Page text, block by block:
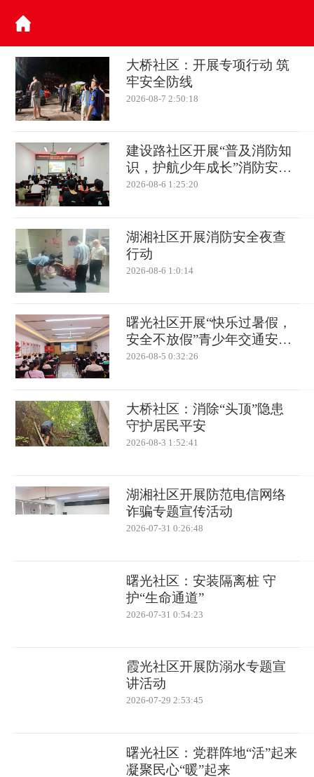
大桥社区：开展专项行动 筑
牢安全防线
2026-08-7 2:50:18
建设路社区开展“普及消防知
识，护航少年成长”消防安全
培训讲座
2026-08-6 1:25:20
湖湘社区开展消防安全夜查
行动
2026-08-6 1:0:14
曙光社区开展“快乐过暑假，
安全不放假”青少年交通安全
宣讲活动
2026-08-5 0:32:26
大桥社区：消除“头顶”隐患
守护居民平安
2026-08-3 1:52:41
湖湘社区开展防范电信网络
诈骗专题宣传活动
2026-07-31 0:26:48
曙光社区：安装隔离桩 守
护“生命通道”
2026-07-31 0:54:23
霞光社区开展防溺水专题宣
讲活动
2026-07-29 2:53:45
曙光社区：党群阵地“活”起来
凝聚民心“暖”起来